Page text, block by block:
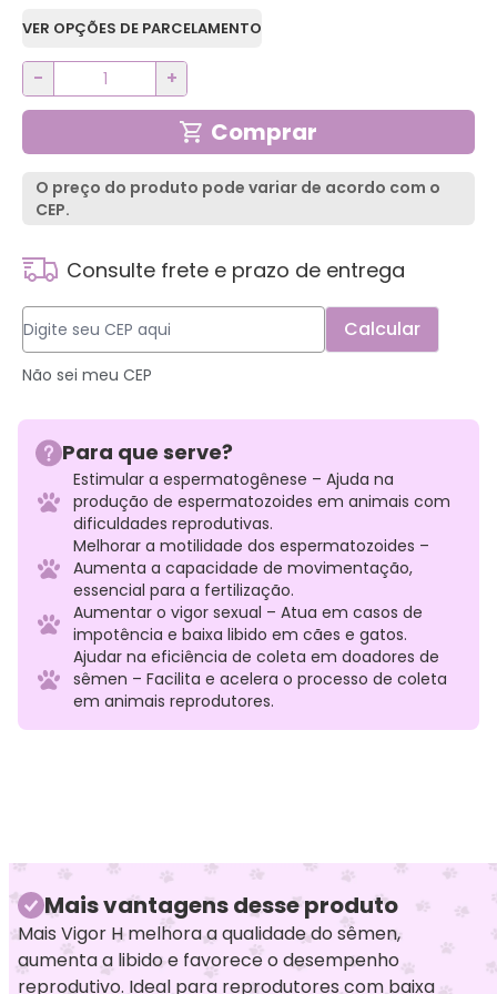
VER OPÇÕES DE PARCELAMENTO
- +
Comprar
O preço do produto pode variar de acordo com o
CEP.
Consulte frete e prazo de entrega
Não sei meu CEP
Para que serve?
Estimular a espermatogênese – Ajuda na
produção de espermatozoides em animais com
dificuldades reprodutivas.
Melhorar a motilidade dos espermatozoides –
Aumenta a capacidade de movimentação,
essencial para a fertilização.
Aumentar o vigor sexual – Atua em casos de
impotência e baixa libido em cães e gatos.
Ajudar na eficiência de coleta em doadores de
sêmen – Facilita e acelera o processo de coleta
em animais reprodutores.
Mais vantagens desse produto
Mais Vigor H melhora a qualidade do sêmen,
aumenta a libido e favorece o desempenho
reprodutivo. Ideal para reprodutores com baixa